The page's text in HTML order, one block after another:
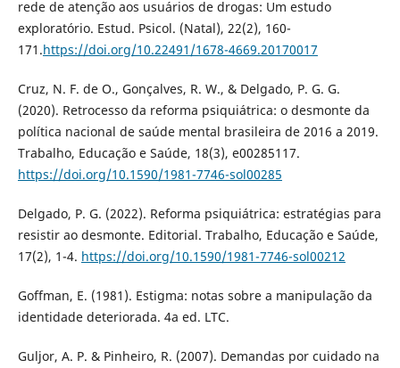
rede de atenção aos usuários de drogas: Um estudo
exploratório. Estud. Psicol. (Natal), 22(2), 160-
171.https://doi.org/10.22491/1678-4669.20170017
Cruz, N. F. de O., Gonçalves, R. W., & Delgado, P. G. G.
(2020). Retrocesso da reforma psiquiátrica: o desmonte da
política nacional de saúde mental brasileira de 2016 a 2019.
Trabalho, Educação e Saúde, 18(3), e00285117.
https://doi.org/10.1590/1981-7746-sol00285
Delgado, P. G. (2022). Reforma psiquiátrica: estratégias para
resistir ao desmonte. Editorial. Trabalho, Educação e Saúde,
17(2), 1-4. https://doi.org/10.1590/1981-7746-sol00212
Goffman, E. (1981). Estigma: notas sobre a manipulação da
identidade deteriorada. 4a ed. LTC.
Guljor, A. P. & Pinheiro, R. (2007). Demandas por cuidado na